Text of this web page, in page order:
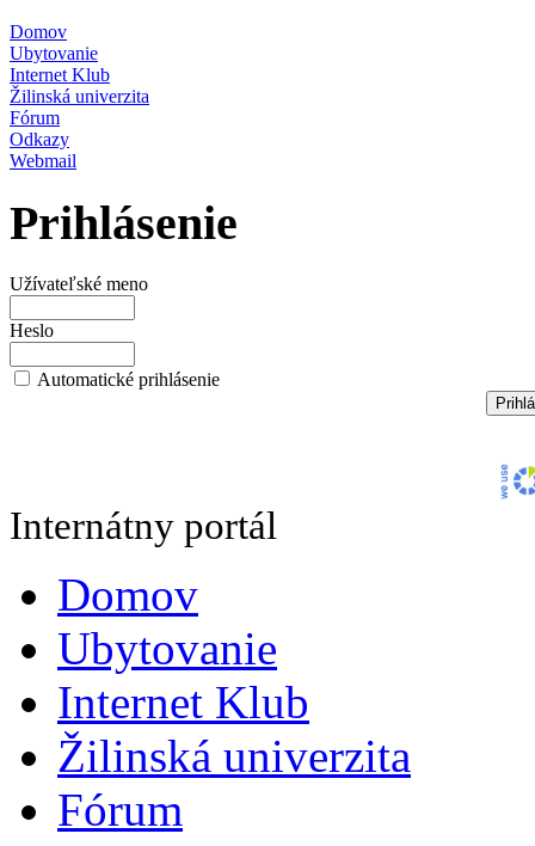
Domov
Ubytovanie
Internet Klub
Žilinská univerzita
Fórum
Odkazy
Webmail
Prihlásenie
Užívateľské meno
Heslo
Automatické prihlásenie
Internátny portál
Domov
Ubytovanie
Internet Klub
Žilinská univerzita
Fórum